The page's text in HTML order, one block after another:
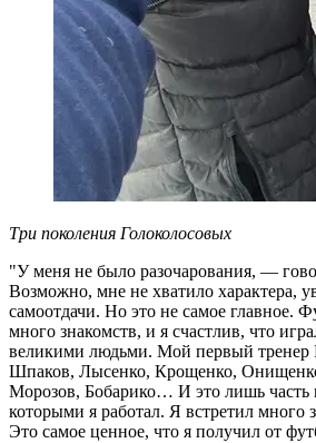
Три поколения Голоколосовых
"У меня не было разочарования, —
Возможно, мне не хватило характера,
самоотдачи. Но это не самое главное.
много знакомств, и я счастлив, что
великими людьми. Мой первый тренер
Шпаков, Лысенко, Крощенко,
Морозов, Бобарико… И это лишь часть
которыми я работал. Я встретил много
Это самое ценное, что я получил от